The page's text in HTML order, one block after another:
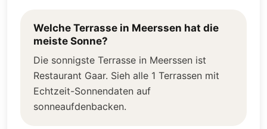
Welche Terrasse in Meerssen hat die
meiste Sonne?
Die sonnigste Terrasse in Meerssen ist
Restaurant Gaar. Sieh alle 1 Terrassen mit
Echtzeit-Sonnendaten auf
sonneaufdenbacken.